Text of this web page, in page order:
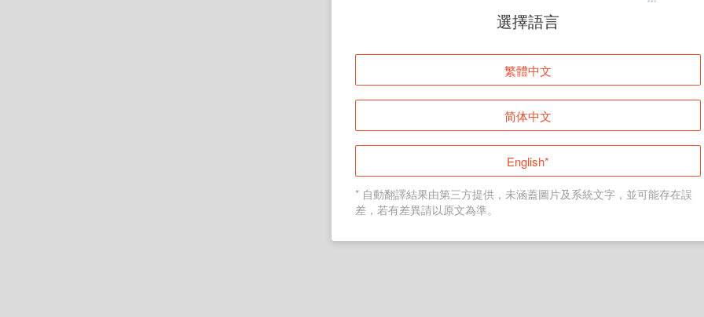
頁面無法顯示
登入
返回首頁
選擇語言
繁體中文
简体中文
English*
* 自動翻譯結果由第三方提供，未涵蓋圖片及系統文字，並可能存在誤
差，若有差異請以原文為準。